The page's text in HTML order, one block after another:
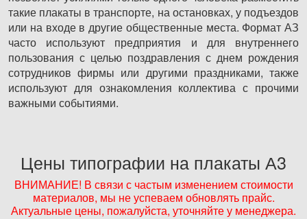
такие плакаты в транспорте, на остановках, у подъездов
или на входе в другие общественные места. Формат АЗ
часто используют предприятия и для внутреннего
пользования с целью поздравления с днем рождения
сотрудников фирмы или другими праздниками, также
используют для ознакомления коллектива с прочими
важными событиями.
Цены типографии на плакаты А3
ВНИМАНИЕ! В связи с частым изменением стоимости
материалов, мы не успеваем обновлять прайс.
Актуальные цены, пожалуйста, уточняйте у менеджера.